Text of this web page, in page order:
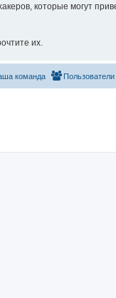
которые могут
их.
Пользователи
команда